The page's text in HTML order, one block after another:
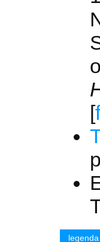
[
legenda